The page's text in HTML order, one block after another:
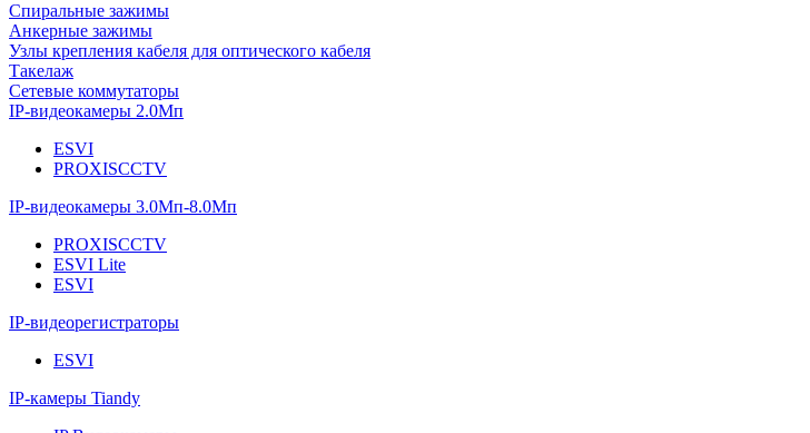
Спиральные зажимы
Анкерные зажимы
Узлы крепления кабеля для оптического кабеля
Такелаж
Сетевые коммутаторы
IP-видеокамеры 2.0Мп
ESVI
PROXISCCTV
IP-видеокамеры 3.0Мп-8.0Мп
PROXISCCTV
ESVI Lite
ESVI
IP-видеорегистраторы
ESVI
IP-камеры Tiandy